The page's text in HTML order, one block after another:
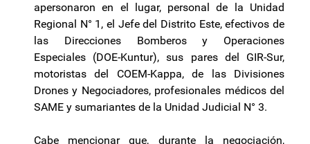
apersonaron en el lugar, personal de la Unidad
Regional N° 1, el Jefe del Distrito Este, efectivos de
las Direcciones Bomberos y Operaciones
Especiales (DOE-Kuntur), sus pares del GIR-Sur,
motoristas del COEM-Kappa, de las Divisiones
Drones y Negociadores, profesionales médicos del
SAME y sumariantes de la Unidad Judicial N° 3.
Cabe mencionar que, durante la negociación,